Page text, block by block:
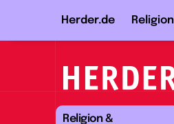
Herder.de
Religion &